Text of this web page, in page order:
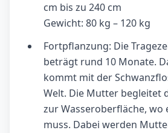
cm bis zu 240 cm
Gewicht: 80 kg – 120 kg
Fortpflanzung: Die
beträgt rund 10 Monate.
kommt mit der
Welt. Die Mutter begleitet
zur Wasseroberfläche, wo
muss. Dabei werden